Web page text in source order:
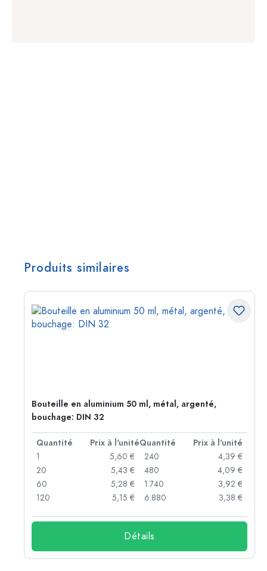
Produits similaires
Bouteille en aluminium 50 ml, métal, argenté,
bouchage: DIN 32
Quantité Prix à l'unitéQuantité
Prix à l'unité
1
5,60 €
20
5,43 €
60
5,28 €
120
5,15 €
240
4,39 €
480
4,09 €
1.740
3,92 €
6.880
3,38 €
Détails